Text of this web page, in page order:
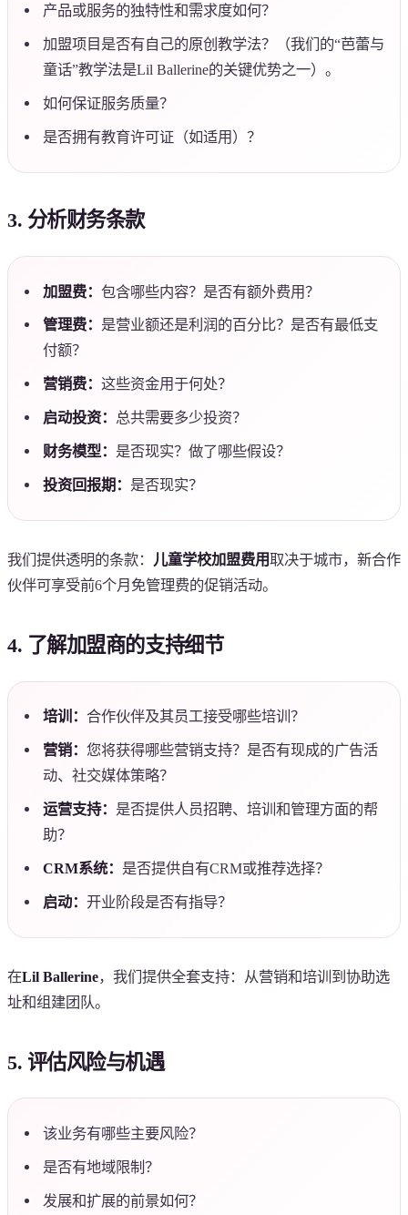
产品或服务的独特性和需求度如何？
加盟项目是否有自己的原创教学法？（我们的“芭蕾与
童话”教学法是Lil Ballerine的关键优势之一）。
如何保证服务质量？
是否拥有教育许可证（如适用）？
3. 分析财务条款
加盟费： 包含哪些内容？是否有额外费用？
管理费： 是营业额还是利润的百分比？是否有最低支
付额？
营销费： 这些资金用于何处？
启动投资： 总共需要多少投资？
财务模型： 是否现实？做了哪些假设？
投资回报期： 是否现实？
我们提供透明的条款： 儿童学校加盟费用取决于城市，新合作
伙伴可享受前6个月免管理费的促销活动。
4. 了解加盟商的支持细节
培训： 合作伙伴及其员工接受哪些培训？
营销： 您将获得哪些营销支持？是否有现成的广告活
动、社交媒体策略？
运营支持： 是否提供人员招聘、培训和管理方面的帮
助？
CRM系统： 是否提供自有CRM或推荐选择？
启动： 开业阶段是否有指导？
在Lil Ballerine，我们提供全套支持：从营销和培训到协助选
址和组建团队。
5. 评估风险与机遇
该业务有哪些主要风险？
是否有地域限制？
发展和扩展的前景如何？